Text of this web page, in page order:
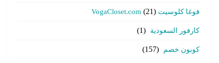
فوغا كلوسيت VogaCloset.com (21)
كارفور السعودية (1)
كوبون خصم (157)